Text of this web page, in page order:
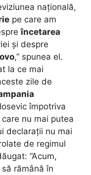
națională,
pe care am
încetarea
și despre
,” spunea el.
la ce mai
zile de
împotriva
care nu mai putea
declarații nu mai
de regimul
“Acum,
rămână în